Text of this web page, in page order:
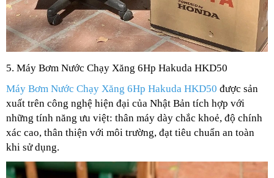
5. Máy Bơm Nước Chạy Xăng 6Hp Hakuda HKD50
Máy Bơm Nước Chạy Xăng 6Hp Hakuda HKD50 được sản
xuất trên công nghệ hiện đại của Nhật Bản tích hợp với
những tính năng ưu việt: thân máy dày chắc khoẻ, độ chính
xác cao, thân thiện với môi trường, đạt tiêu chuẩn an toàn
khi sử dụng.